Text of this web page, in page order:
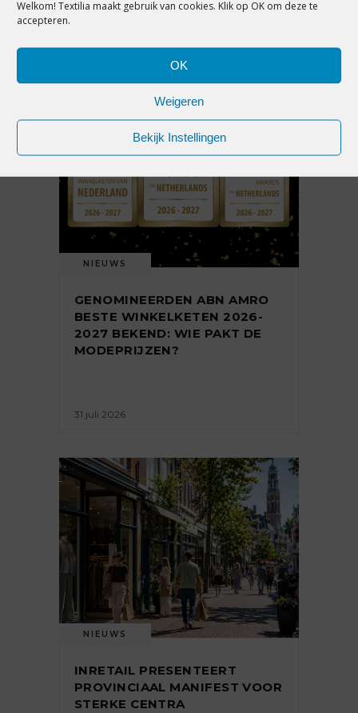
Welkom! Textilia maakt gebruik van cookies. Klik op OK om deze te
accepteren.
OK
Weigeren
Bekijk Instellingen
NIEUWS
GENOMINEERDEN ABN AMRO
BESTE WINKELKETEN 2026-
2027 BEKEND: WIE PAKT DE
MODEPRIJZEN?
31 juli 2026
NIEUWS
INRETAIL PRESENTEERT
PROVINCIAAL MANIFEST VOOR
STERKE CENTRA